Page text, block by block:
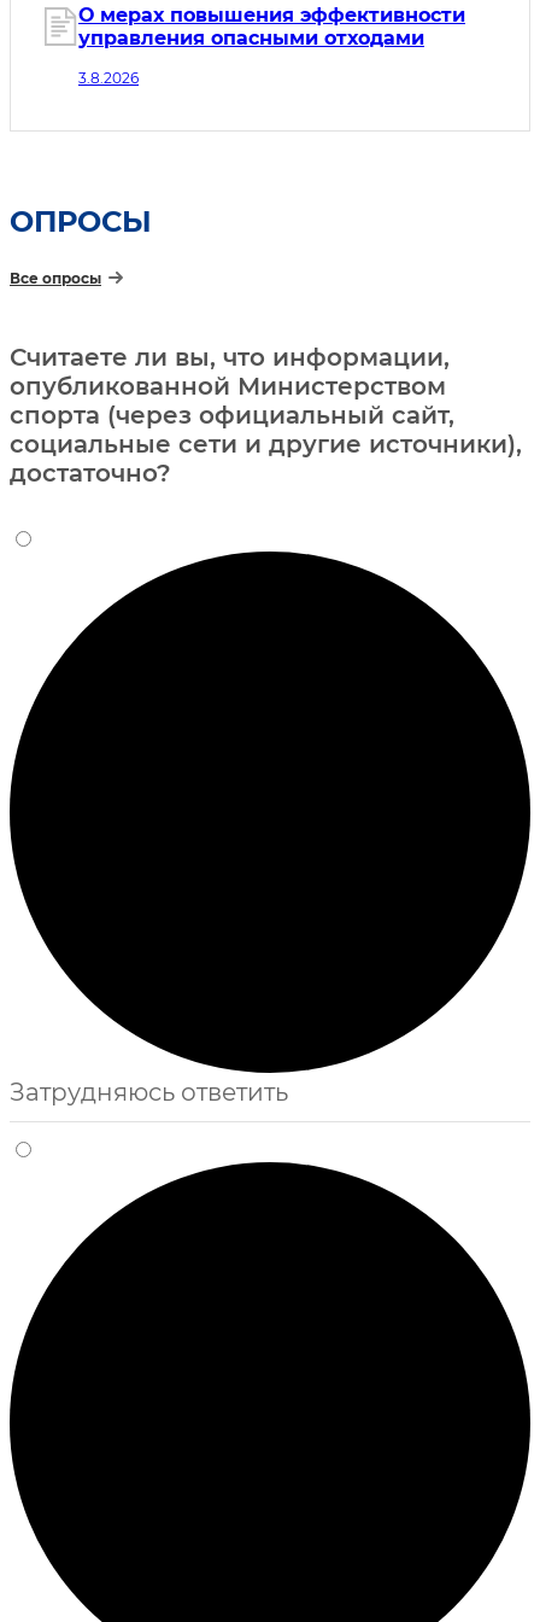
в силу 04.08.2026
О мерах повышения эффективности
управления опасными отходами
3.8.2026
ОПРОСЫ
Все опросы
Считаете ли вы, что информации,
опубликованной Министерством
спорта (через официальный сайт,
социальные сети и другие источники),
достаточно?
Затрудняюсь ответить